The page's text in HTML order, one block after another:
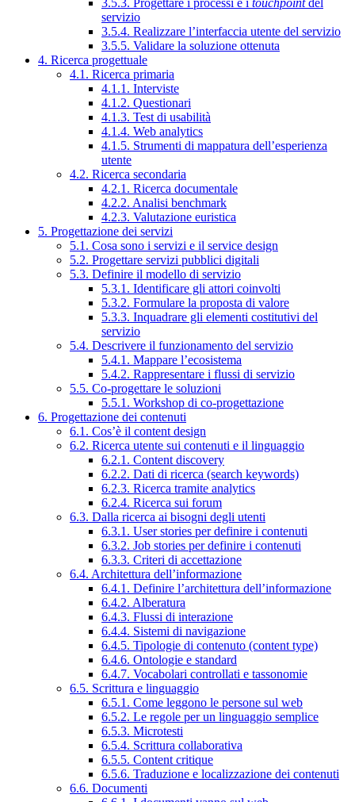
3.5.3. Progettare i processi e i touchpointdel
servizio
3.5.4. Realizzare l’interfaccia utente del servizio
3.5.5. Validare la soluzione ottenuta
4. Ricerca progettuale
4.1. Ricerca primaria
4.1.1. Interviste
4.1.2. Questionari
4.1.3. Test di usabilità
4.1.4. Web analytics
4.1.5. Strumenti di mappatura dell’esperienza
utente
4.2. Ricerca secondaria
4.2.1. Ricerca documentale
4.2.2. Analisi benchmark
4.2.3. Valutazione euristica
5. Progettazione dei servizi
5.1. Cosa sono i servizi e il service design
5.2. Progettare servizi pubblici digitali
5.3. Definire il modello di servizio
5.3.1. Identificare gli attori coinvolti
5.3.2. Formulare la proposta di valore
5.3.3. Inquadrare gli elementi costitutivi del
servizio
5.4. Descrivere il funzionamento del servizio
5.4.1. Mappare l’ecosistema
5.4.2. Rappresentare i flussi di servizio
5.5. Co-progettare le soluzioni
5.5.1. Workshop di co-progettazione
6. Progettazione dei contenuti
6.1. Cos’è il content design
6.2. Ricerca utente sui contenuti e il linguaggio
6.2.1. Content discovery
6.2.2. Dati di ricerca (search keywords)
6.2.3. Ricerca tramite analytics
6.2.4. Ricerca sui forum
6.3. Dalla ricerca ai bisogni degli utenti
6.3.1. User stories per definire i contenuti
6.3.2. Job stories per definire i contenuti
6.3.3. Criteri di accettazione
6.4. Architettura dell’informazione
6.4.1. Definire l’architettura dell’informazione
6.4.2. Alberatura
6.4.3. Flussi di interazione
6.4.4. Sistemi di navigazione
6.4.5. Tipologie di contenuto (content type)
6.4.6. Ontologie e standard
6.4.7. Vocabolari controllati e tassonomie
6.5. Scrittura e linguaggio
6.5.1. Come leggono le persone sul web
6.5.2. Le regole per un linguaggio semplice
6.5.3. Microtesti
6.5.4. Scrittura collaborativa
6.5.5. Content critique
6.5.6. Traduzione e localizzazione dei contenuti
6.6. Documenti